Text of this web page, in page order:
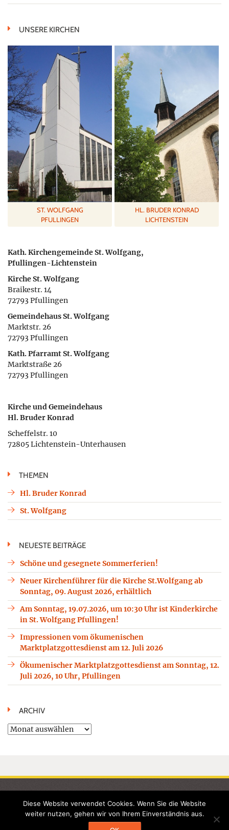
UNSERE KIRCHEN
ST. WOLFGANG
PFULLINGEN
HL. BRUDER KONRAD
LICHTENSTEIN
Kath. Kirchengemeinde St. Wolfgang,
Pfullingen-Lichtenstein
Kirche St. Wolfgang
Braikestr. 14
72793 Pfullingen
Gemeindehaus St. Wolfgang
Marktstr. 26
72793 Pfullingen
Kath. Pfarramt St. Wolfgang
Marktstraße 26
72793 Pfullingen
Kirche und Gemeindehaus
Hl. Bruder Konrad
Scheffelstr. 10
72805 Lichtenstein-Unterhausen
THEMEN
Hl. Bruder Konrad
St. Wolfgang
NEUESTE BEITRÄGE
Schöne und gesegnete Sommerferien!
Neuer Kirchenführer für die Kirche St.Wolfgang ab
Sonntag, 09. August 2026, erhältlich
Am Sonntag, 19.07.2026, um 10:30 Uhr ist Kinderkirche
in St. Wolfgang Pfullingen!
Impressionen vom ökumenischen
Marktplatzgottesdienst am 12. Juli 2026
Ökumenischer Marktplatzgottesdienst am Sonntag, 12.
Juli 2026, 10 Uhr, Pfullingen
ARCHIV
Archiv
UNSERE KIRCHENWOLFGANGWEGMEDIENTERMINE
©2026 Seelsorgeeinheit Echaztal - Alle Rechte vorbehalten -
Diese Website verwendet Cookies. Wenn Sie die Website
weiter nutzen, gehen wir von Ihrem Einverständnis aus.